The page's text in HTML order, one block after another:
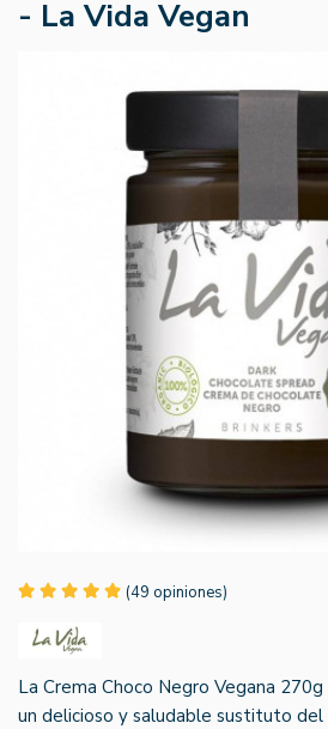
- La Vida Vegan
(49 opiniones)
La Crema Choco Negro Vegana
un delicioso y saludable sustituto